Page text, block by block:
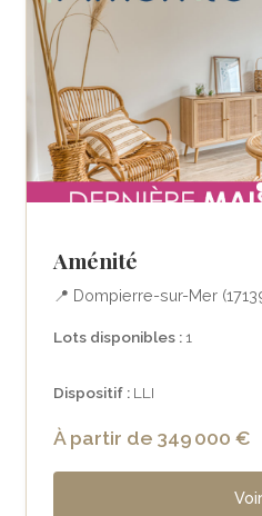
Aménité
📍 Dompierre-sur-Mer
Lots disponibles : 1
Dispositif : LLI
À partir de 349 000 €